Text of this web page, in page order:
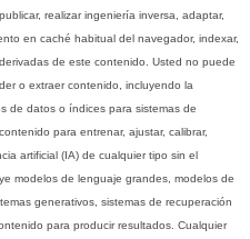
realizar ingeniería inversa, adaptar,
en caché habitual del navegador, indexar,
de este contenido. Usted no puede
o extraer contenido, incluyendo la
de datos o índices para sistemas de
para entrenar, ajustar, calibrar,
artificial (IA) de cualquier tipo sin el
modelos de lenguaje grandes, modelos de
generativos, sistemas de recuperación
para producir resultados. Cualquier